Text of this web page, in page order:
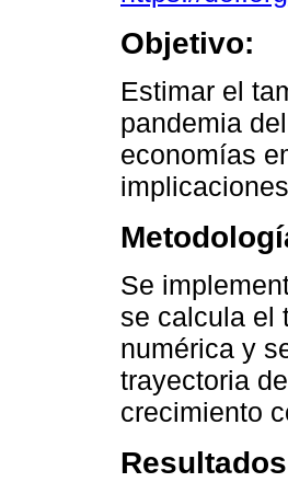
Objetivo:
Estimar el
pandemia
economías
Se
se calcula el
numérica y
trayectoria
crecimiento